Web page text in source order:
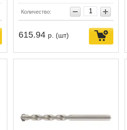
Количество:
615.94 р. (шт)